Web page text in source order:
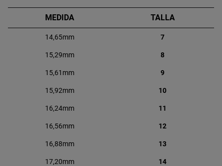
MEDIDA TALLA
14,65mm 7
15,29mm 8
15,61mm 9
15,92mm 10
16,24mm 11
16,56mm 12
16,88mm 13
17,20mm 14